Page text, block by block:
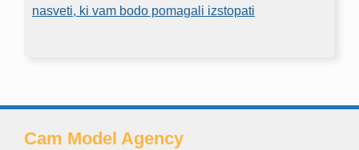
nasveti, ki vam bodo pomagali izstopati
Cam Model Agency